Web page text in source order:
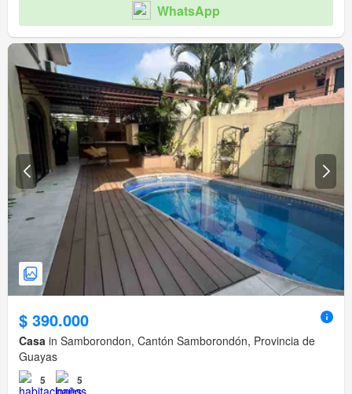
WhatsApp
$ 390.000
Casa in Samborondon, Cantón Samborondón, Provincia de
Guayas
5 5